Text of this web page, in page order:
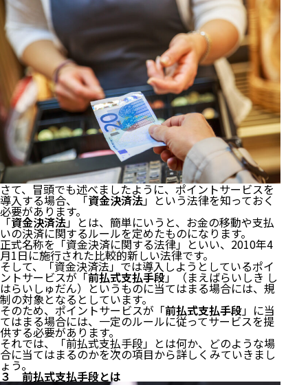
さて、冒頭でも述べましたように、ポイントサービスを
導入する場合、「資金決済法」という法律を知っておく
必要があります。
「資金決済法」とは、簡単にいうと、お金の移動や支払
いの決済に関するルールを定めたものになります。
正式名称を「資金決済に関する法律」といい、2010年4
月1日に施行された比較的新しい法律です。
そして、「資金決済法」では導入しようとしているポイ
ントサービスが「前払式支払手段」（まえばらいしき し
はらいしゅだん）というものに当てはまる場合には、規
制の対象となるとしています。
そのため、ポイントサービスが「前払式支払手段」に当
てはまる場合には、一定のルールに従ってサービスを提
供する必要があります。
それでは、「前払式支払手段」とは何か、どのような場
合に当てはまるのかを次の項目から詳しくみていきまし
ょう。
３ 前払式支払手段とは